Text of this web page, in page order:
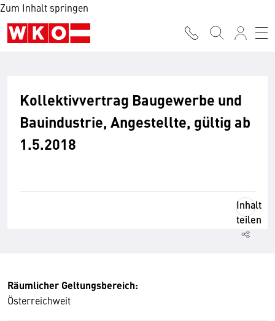
Zum Inhalt springen
Kollektivvertrag Baugewerbe und
Bauindustrie, Angestellte, gültig ab
1.5.2018
Inhalt
teilen
Räumlicher Geltungsbereich:
Österreichweit